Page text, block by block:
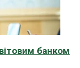
банком